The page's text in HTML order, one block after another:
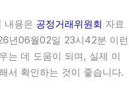
내용은 공정거래위원회 자료
년06월02일 23시42분 이런
는 데 도움이 되며, 실제 이
서 확인하는 것이 좋습니다.